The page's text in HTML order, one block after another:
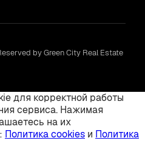
by Green City Real Estate
для корректной работы
сервиса. Нажимая
на их
Политика cookies и Политика